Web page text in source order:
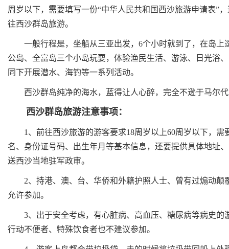
周岁以下，需要填写一份“中华人民共和国西沙旅游申请表”
往西沙群岛旅游。
一般行程是，坐船从三亚出发，6个小时就到了，在岛上
公岛、全富岛三个小岛玩耍，体验渔民生活、游泳、日光浴
同下开展潜水、海钓等一系列活动。
西沙群岛纯净的海水，蓝得让人心醉，完全不逊于马尔代
西沙群岛旅游注意事项：
1、前往西沙旅游的游客要求18周岁以上60周岁以下，需
名、身份证号码、出生年月等基本信息，还要提供具体地址
送西沙当地驻军政审。
2、持港、澳、台、华侨和外籍护照人士、曾有过煽动颠
允许参加。
3、出于安全考虑，有心脏病、高血压、糖尿病等病史的
行动不便者、特殊饮食者也不建议参加。